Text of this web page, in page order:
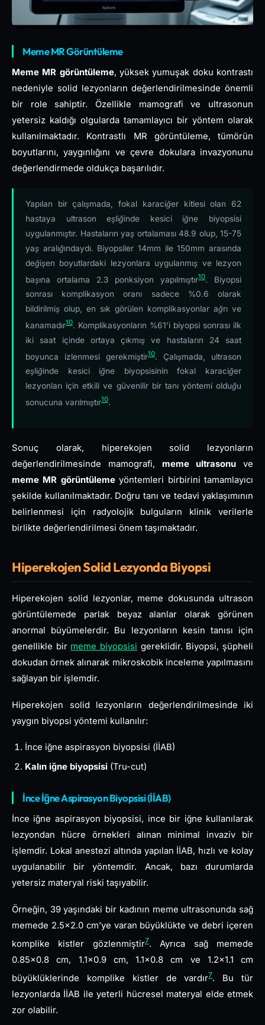
Meme MR Görüntüleme
Meme MR görüntüleme, yüksek yumuşak doku kontrastı
nedeniyle solid lezyonların değerlendirilmesinde önemli
bir role sahiptir. Özellikle mamografi ve ultrasonun
yetersiz kaldığı olgularda tamamlayıcı bir yöntem olarak
kullanılmaktadır. Kontrastlı MR görüntüleme, tümörün
boyutlarını, yaygınlığını ve çevre dokulara invazyonunu
değerlendirmede oldukça başarılıdır.
Yapılan bir çalışmada, fokal karaciğer kitlesi olan 62
hastaya ultrason eşliğinde kesici iğne biyopsisi
uygulanmıştır. Hastaların yaş ortalaması 48.9 olup, 15-75
yaş aralığındaydı. Biyopsiler 14mm ile 150mm arasında
değişen boyutlardaki lezyonlara uygulanmış ve lezyon
başına ortalama 2.3 ponksiyon yapılmıştır10. Biyopsi
sonrası komplikasyon oranı sadece %0.6 olarak
bildirilmiş olup, en sık görülen komplikasyonlar ağrı ve
kanamadır10. Komplikasyonların %61’i biyopsi sonrası ilk
iki saat içinde ortaya çıkmış ve hastaların 24 saat
boyunca izlenmesi gerekmiştir10. Çalışmada, ultrason
eşliğinde kesici iğne biyopsisinin fokal karaciğer
lezyonları için etkili ve güvenilir bir tanı yöntemi olduğu
sonucuna varılmıştır10.
Sonuç olarak, hiperekojen solid lezyonların
değerlendirilmesinde mamografi, meme ultrasonu ve
meme MR görüntülemeyöntemleri birbirini tamamlayıcı
şekilde kullanılmaktadır. Doğru tanı ve tedavi yaklaşımının
belirlenmesi için radyolojik bulguların klinik verilerle
birlikte değerlendirilmesi önem taşımaktadır.
Hiperekojen Solid Lezyonda Biyopsi
Hiperekojen solid lezyonlar, meme dokusunda ultrason
görüntülemede parlak beyaz alanlar olarak görünen
anormal büyümelerdir. Bu lezyonların kesin tanısı için
genellikle bir meme biyopsisi gereklidir. Biyopsi, şüpheli
dokudan örnek alınarak mikroskobik inceleme yapılmasını
sağlayan bir işlemdir.
Hiperekojen solid lezyonların değerlendirilmesinde iki
yaygın biyopsi yöntemi kullanılır:
İnce iğne aspirasyon biyopsisi (İİAB)
Kalın iğne biyopsisi (Tru-cut)
İnce İğne Aspirasyon Biyopsisi (İİAB)
İnce iğne aspirasyon biyopsisi, ince bir iğne kullanılarak
lezyondan hücre örnekleri alınan minimal invaziv bir
işlemdir. Lokal anestezi altında yapılan İİAB, hızlı ve kolay
uygulanabilir bir yöntemdir. Ancak, bazı durumlarda
yetersiz materyal riski taşıyabilir.
Örneğin, 39 yaşındaki bir kadının meme ultrasonunda sağ
memede 2.5×2.0 cm’ye varan büyüklükte ve debri içeren
komplike kistler gözlenmiştir7. Ayrıca sağ memede
0.85×0.8 cm, 1.1×0.9 cm, 1.1×0.8 cm ve 1.2×1.1 cm
büyüklüklerinde komplike kistler de vardır7. Bu tür
lezyonlarda İİAB ile yeterli hücresel materyal elde etmek
zor olabilir.